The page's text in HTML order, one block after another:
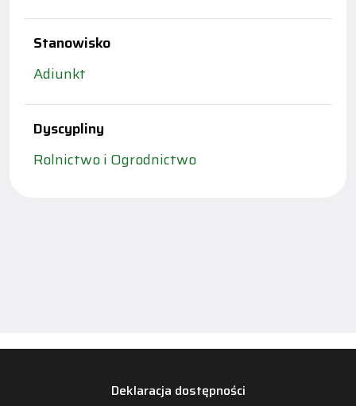
Stanowisko
Adiunkt
Dyscypliny
Rolnictwo i Ogrodnictwo
Deklaracja dostępności